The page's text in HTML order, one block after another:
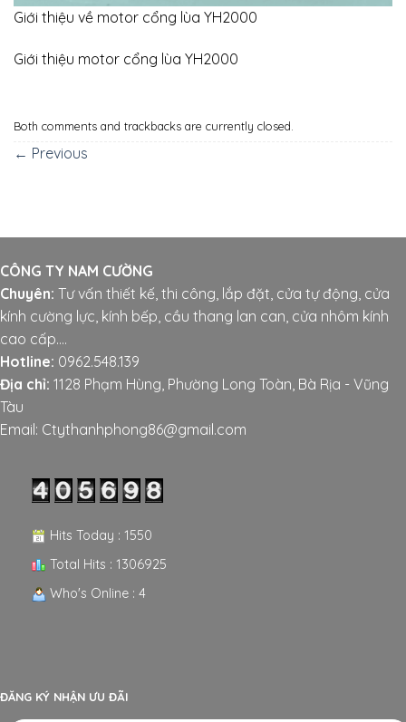
Giới thiệu về motor cổng lùa YH2000
Giới thiệu motor cổng lùa YH2000
Both comments and trackbacks are currently closed.
← Previous
CÔNG TY NAM CƯỜNG
Chuyên: Tư vấn thiết kế, thi công, lắp đặt, cửa tự động, cửa
kính cường lực, kính bếp, cầu thang lan can, cửa nhôm kính
cao cấp....
Hotline: 0962.548.139
Địa chỉ: 1128 Phạm Hùng, Phường Long Toàn, Bà Rịa - Vũng
Tàu
Email: Ctythanhphong86@gmail.com
Hits Today : 1550
Total Hits : 1306925
Who's Online : 4
ĐĂNG KÝ NHẬN ƯU ĐÃI